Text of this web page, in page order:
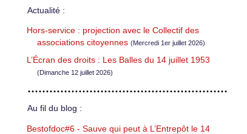
Actualité :
Hors-service : projection avec le Collectif des
associations citoyennes (Mercredi 1er juillet 2026)
L’Écran des droits : Les Balles du 14 juillet 1953
(Dimanche 12 juillet 2026)
Au fil du blog :
Bestofdoc#6 - Sauve qui peut à L’Entrepôt le 14